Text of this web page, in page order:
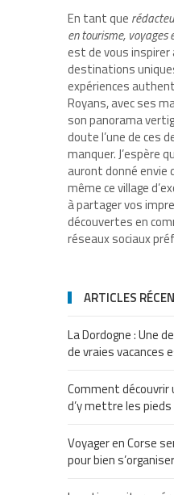
En tant que
en tourisme, voyages
est de vous inspirer
destinations
expériences
Royans, avec ses
son panorama
doute l’une de ces
manquer. J’espère
auront donné envie
même ce village
à partager vos
découvertes en
réseaux sociaux
ARTICLES
La Dordogne : Une
de vraies vacances
Comment
d’y mettre les pieds
Voyager en Corse
pour bien s’organiser